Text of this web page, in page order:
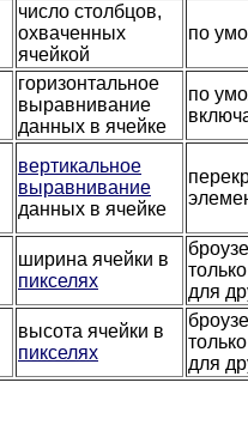
число столбцов,
охваченных
ячейкой
по
горизонтальное
выравнивание
данных в ячейке
по
вертикальное
выравнивание
данных в ячейке
ширина ячейки в
пикселях
для
высота ячейки в
пикселях
для